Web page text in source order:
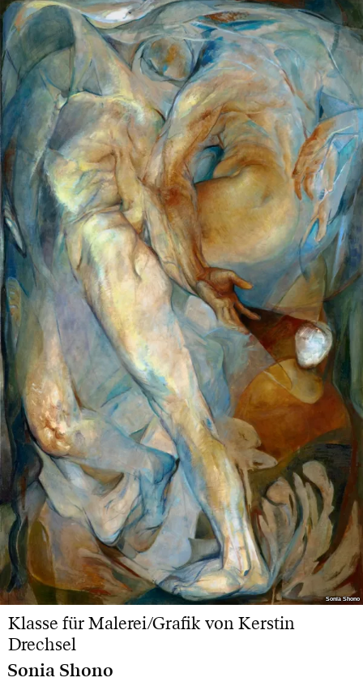
Sonia Shono
Sonia Shono
Klasse für Malerei/Grafik von Kerstin
Drechsel
Sonia Shono